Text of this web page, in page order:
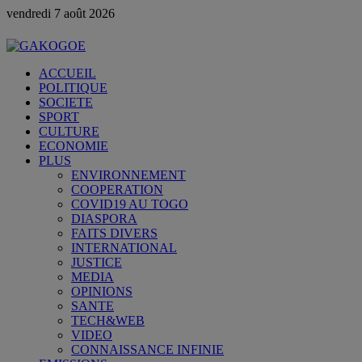
vendredi 7 août 2026
ACCUEIL
POLITIQUE
SOCIETE
SPORT
CULTURE
ECONOMIE
PLUS
ENVIRONNEMENT
COOPERATION
COVID19 AU TOGO
DIASPORA
FAITS DIVERS
INTERNATIONAL
JUSTICE
MEDIA
OPINIONS
SANTE
TECH&WEB
VIDEO
CONNAISSANCE INFINIE